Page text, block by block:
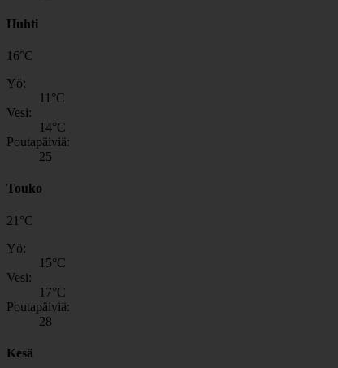
Huhti
16°C
Yö:
11 °C
Vesi:
14°C
Poutapäiviä:
25
Touko
21 °C
Yö:
15°C
Vesi:
17°C
Poutapäiviä:
28
Kesä